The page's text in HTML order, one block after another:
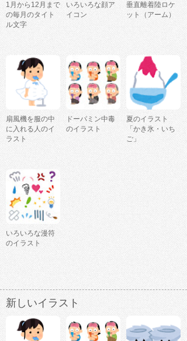
1月から12月まで
の毎月のタイト
ル文字
いろいろな顔ア
イコン
垂直離着陸ロケ
ット（アーム）
扇風機を服の中
に入れる人のイ
ラスト
ドーパミン中毒
のイラスト
夏のイラスト
「かき氷・いち
ご」
いろいろな漫符
のイラスト
新しいイラスト